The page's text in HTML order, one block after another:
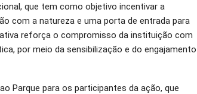
que tem como objetivo incentivar a
com a natureza e uma porta de entrada para
reforça o compromisso da instituição com
por meio da sensibilização e do engajamento
Parque para os participantes da ação, que